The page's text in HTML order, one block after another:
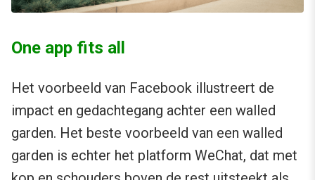
One app fits all
Het voorbeeld van Facebook illustreert de
impact en gedachtegang achter een walled
garden. Het beste voorbeeld van een walled
garden is echter het platform WeChat, dat met